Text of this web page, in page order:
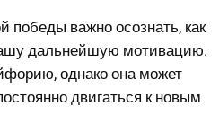
победы важно осознать, как
дальнейшую мотивацию.
однако она может
двигаться к новым